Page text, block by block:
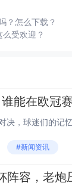
？怎么下载？
受欢迎？
能在欧冠
#新闻资讯